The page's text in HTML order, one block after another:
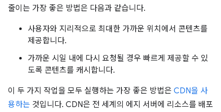
줄이는 가장 좋은 방법은 다음과 같습니다.
사용자와 지리적으로 최대한 가까운 위치에서 콘텐츠를
제공합니다.
가까운 시일 내에 다시 요청될 경우 빠르게 제공할 수 있
도록 콘텐츠를 캐시합니다.
이 두 가지 작업을 모두 실행하는 가장 좋은 방법은 CDN을 사
용하는 것입니다. CDN은 전 세계의 에지 서버에 리소스를 배포